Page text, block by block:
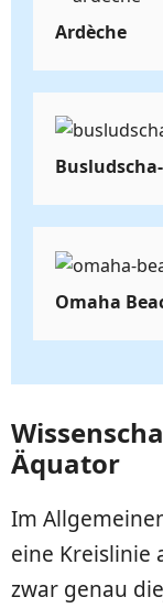
Ardèche
Omaha
Äquator
Im
eine Kreislinie
zwar genau